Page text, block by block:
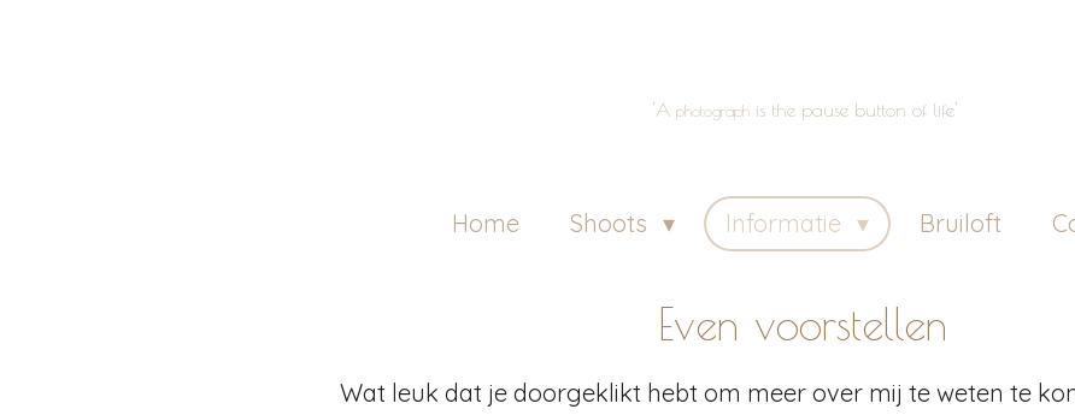
'A photograph is the pause button of life'
Home Shoots Informatie Bruiloft
Even voorstellen
Wat leuk dat je doorgeklikt hebt om meer over mij te weten te